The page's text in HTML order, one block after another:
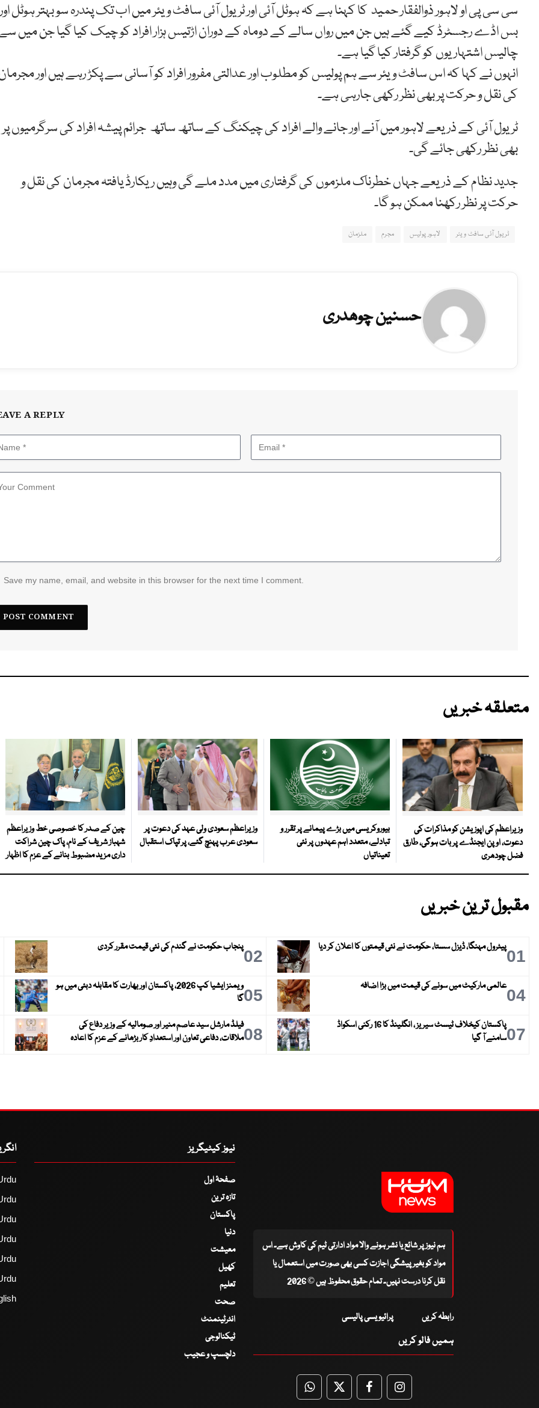
سی سی پی او لاہور ذوالفقار حمید کا کہنا ہے کہ ہوٹل آئی اور ٹریول آئی سافٹ ویئر میں اب تک پندرہ سو بہتر ہوٹل اور
بس اڈے رجسٹرڈ کیے گئے ہیں جن میں رواں سالے کے دوماہ کے دوران اڑتیس ہزار افراد کو چیک کیا گیا جن میں
چالیس اشتہاریوں کو گرفتار کیا گیا ہے۔
انہوں نے کہا کہ اس سافٹ ویئر سے ہم پولیس کو مطلوب اور عدالتی مفرور افراد کو آسانی سے پکڑ رہے ہیں اور
کی نقل و حرکت پر بھی نظر رکھی جارہی ہے۔
ٹریول آئی کے ذریعے لاہور میں آنے اور جانے والے افراد کی چیکنگ کے ساتھ ساتھ جرائم پیشہ افراد کی سرگرمیوں پر
بھی نظر رکھی جائے گی۔
جدید نظام کے ذریعے جہاں خطرناک ملزموں کی گرفتاری میں مدد ملے گی وہیں ریکارڈ یافتہ مجرمان کی نقل و
حرکت پر نظر رکھنا ممکن ہو گا۔
ٹریول آئی سافٹ ویئر لاہور پولیس مجرم ملزمان
حسنین چوھدری
A REPLY
Save my name, email, and website in this browser for the next time I comment.
متعلقہ خبریں
وزیراعظم کی اپوزیشن کو مذاکرات کی
دعوت، اوپن ایجنڈے پر بات ہوگی، طارق
فضل چودھری
بیوروکریسی میں بڑے پیمانے پر تقرر و
تبادلے، متعدد اہم عہدوں پر نئی
تعیناتیاں
وزیراعظم سعودی ولی عہد کی دعوت پر
سعودی عرب پہنچ گئے، پر تپاک استقبال
چین کے صدر کا خصوصی خط وزیراعظم
شہباز شریف کے نام، پاک چین شراکت
داری مزید مضبوط بنانے کے عزم کا اظہار
مقبول ترین خبریں
01پیٹرول مہنگا، ڈیزل سستا، حکومت نے نئی قیمتوں کا اعلان کر دیا 02پنجاب حکومت نے گندم کی نئی قیمت مقرر کردی
04عالمی مارکیٹ میں سونے کی قیمت میں بڑا اضافہ 05
ویمنز ایشیا کپ 2026، پاکستان اور بھارت کا مقابلہ دبئی میں ہو
گا
07
پاکستان کیخلاف ٹیسٹ سیریز ، انگلینڈ کا 16 رکنی اسکواڈ
سامنے آ گیا
08فیلڈ مارشل سید عاصم منیر اور صومالیہ کے وزیر دفاع کی
ملاقات، دفاعی تعاون اور استعدادِ کار بڑھانے کے عزم کا اعادہ
ہم نیوز پر شائع یا نشر ہونے والا مواد ادارتی ٹیم کی کاوش ہے۔ اس
مواد کو بغیر پیشگی اجازت کسی بھی صورت میں استعمال یا
نقل کرنا درست نہیں۔ تمام حقوق محفوظ ہیں © 2026
رابطہ کریں پرائیویسی پالیسی
ہمیں فالو کریں
WhatsApp
TwitterFacebookFacebook
نیوز کیٹیگریز
صفحۂ اول
تازہ ترین
پاکستان
دنیا
معیشت
کھیل
تعلیم
صحت
انٹرٹینمنٹ
ٹیکنالوجی
دلچسپ و عجیب